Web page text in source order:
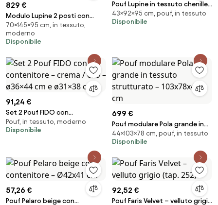
829 €
Modulo Lupine 2 posti con
bracciolo in bouclé – L145 cm
70×145×95 cm, in tessuto,
moderno
Disponibile
Pouf Lupine in tessuto chenille
– 92×95 cm
43×92×95 cm, pouf, in tessuto
Disponibile
91,24 €
Set 2 Pouf FIDO con
contenitore – crema / oro –
ø36×44 cm e ø31×38 cm
Pouf, in tessuto, moderno
Disponibile
699 €
Pouf modulare Pola grande in
tessuto strutturato –
103x78x44 cm
44×103×78 cm, pouf, in tessuto
Disponibile
57,26 €
Pouf Pelaro beige con
92,52 €
Pouf Faris Velvet – velluto grigio